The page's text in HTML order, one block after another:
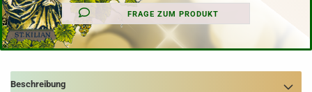
FRAGE ZUM PRODUKT
Beschreibung